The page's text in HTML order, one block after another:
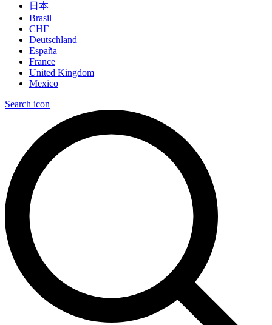
日本
Brasil
СНГ
Deutschland
España
France
United Kingdom
Mexico
Search icon